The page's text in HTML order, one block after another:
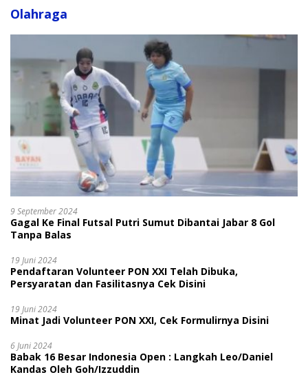
Olahraga
9 September 2024
Gagal Ke Final Futsal Putri Sumut Dibantai Jabar 8 Gol
Tanpa Balas
19 Juni 2024
Pendaftaran Volunteer PON XXI Telah Dibuka,
Persyaratan dan Fasilitasnya Cek Disini
19 Juni 2024
Minat Jadi Volunteer PON XXI, Cek Formulirnya Disini
6 Juni 2024
Babak 16 Besar Indonesia Open : Langkah Leo/Daniel
Kandas Oleh Goh/Izzuddin